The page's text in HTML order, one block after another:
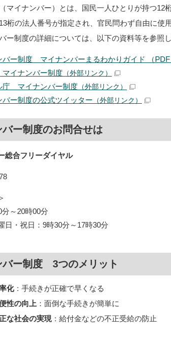
マイナンバー）とは、国民一人ひとりが持つ12
桁の法人番号が指定され、官民問わず自由に使
ー制度の詳細については、以下の資料等を参照し
バー制度 マイナンバーまるわかりガイド （PDF
イナンバー制度 （外部リンク）
庁 マイナンバー制度 （外部リンク）
バー制度の公式ツイッター （外部リンク）
バー制度のお問合せは
総合フリーダイヤル
～20時00分
日・祝日：9時30分～17時30分
バー制度 3つのメリット
化：手続きが正確で早くなる
性の向上 ：面倒な手続きが簡単に
な社会の実現：給付金などの不正受給の防止